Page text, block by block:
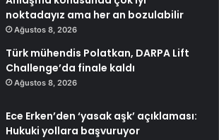
noktadayız ama her an bozulabilir
Ağustos 8, 2026
Türk mühendis Polatkan, DARPA Lift
Challenge’da finale kaldı
Ağustos 8, 2026
Ece Erken’den ‘yasak aşk’ açıklaması:
Hukuki yollara başvuruyor